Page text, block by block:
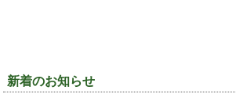
新着のお知らせ